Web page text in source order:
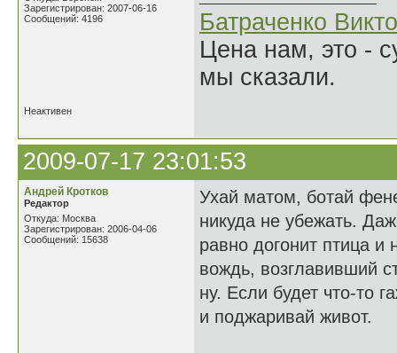
Зарегистрирован: 2007-06-16
Сообщений: 4196
Батраченко
Цена нам, это -
мы сказали.
Неактивен
2009-07-17 23:01:53
Андрей Кротков
Редактор
Откуда: Москва
Зарегистрирован: 2006-04-06
Сообщений: 15638
Ухай матом, ботай
никуда не убежать.
равно догонит птица
вождь, возглавивший
ну. Если будет что-то
и поджаривай живот.